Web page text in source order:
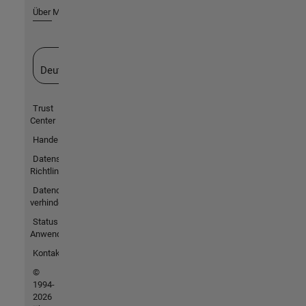
Über MathWorks
Deutschland
Trust
Center
Handelsmarken
Datenschutz-
Richtlinien
Datendiebstahl
verhindern
Status von
Anwendungen
Kontakt
©
1994-
2026